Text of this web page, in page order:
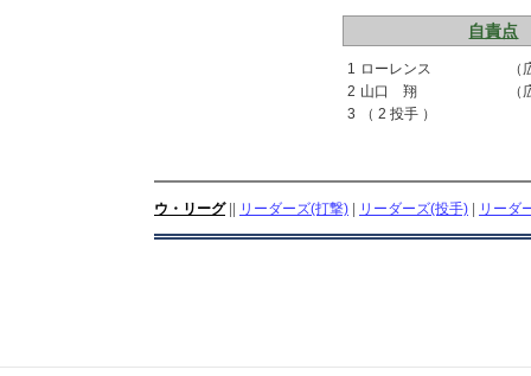
自責点
1 ローレンス
（
2 山口 翔
（
3
（ 2 投手 ）
ウ・リーグ|| リーダーズ(打撃) リーダーズ(投手) リーダ